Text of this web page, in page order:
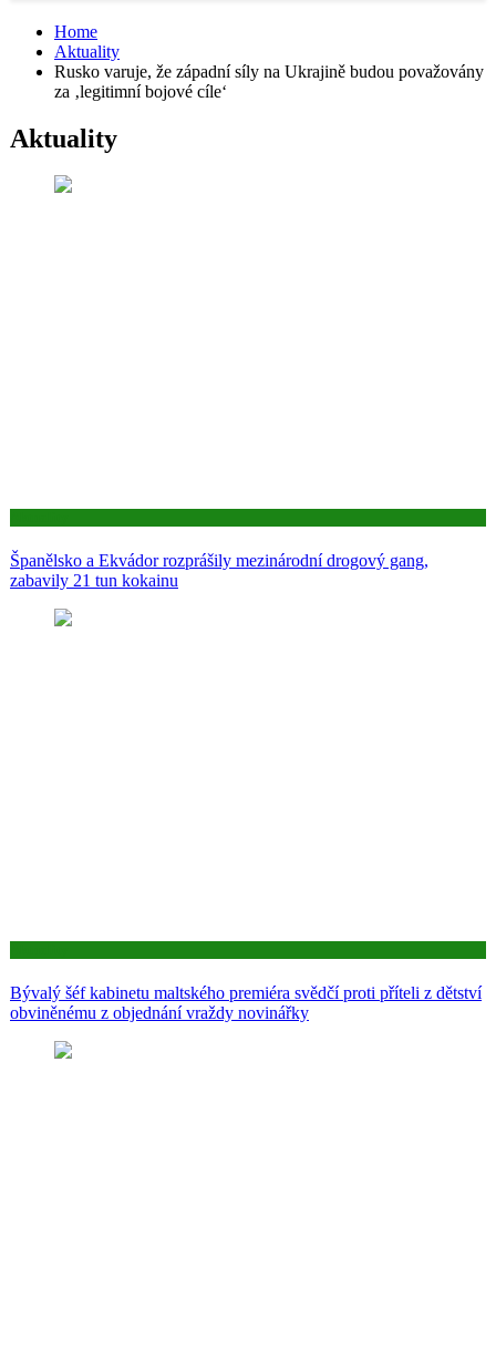
Home
Aktuality
Rusko varuje, že západní síly na Ukrajině budou považovány
za ‚legitimní bojové cíle‘
Aktuality
Španělsko a Ekvádor rozprášily mezinárodní drogový gang,
zabavily 21 tun kokainu
Bývalý šéf kabinetu maltského premiéra svědčí proti příteli z dětství
obviněnému z objednání vraždy novinářky